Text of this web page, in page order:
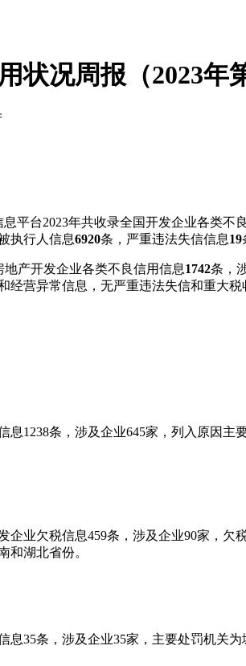
状况周报（2023年
台2023年共收录全国开发企业各类不
执行人信息6920条，严重违法失信信息19
产开发企业各类不良信用信息1742条，
经营异常信息，无严重违法失信和重大
条，涉及企业645家，列入原因主
欠税信息459条，涉及企业90家，欠
和湖北省份。
35条，涉及企业35家，主要处罚机关为